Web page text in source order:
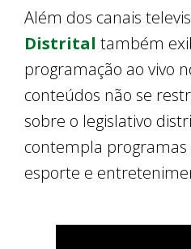
Além dos canais
Distrital também
programação ao vivo
conteúdos não se
sobre o legislativo
contempla programas
esporte e